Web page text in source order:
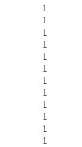
1
1
1
1
1
1
1
1
1
1
1
1